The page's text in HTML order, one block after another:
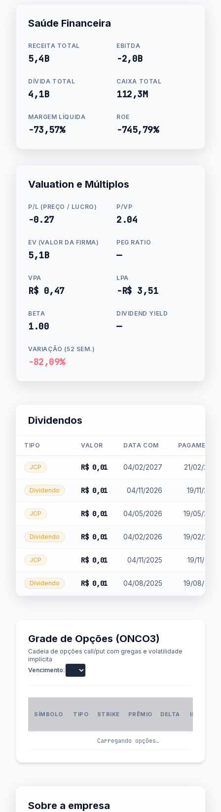
Saúde Financeira
RECEITA TOTAL
5,4B
EBITDA
-2,0B
DÍVIDA TOTAL
4,1B
CAIXA TOTAL
112,3M
MARGEM LÍQUIDA
-73,57%
ROE
-745,79%
Valuation e Múltiplos
P/L (PREÇO / LUCRO)
-0.27
P/VP
2.04
EV (VALOR DA FIRMA)
5,1B
PEG RATIO
—
VPA
R$ 0,47
LPA
-R$ 3,51
BETA
1.00
DIVIDEND YIELD
—
VARIAÇÃO (52 SEM.)
-82,09%
Dividendos
TIPO VALOR DATA COM PAGAMENTO
JCP R$ 0,01 04/02/2027 21/02/2027
Dividendo R$ 0,01 04/11/2026 19/11/2026
JCP R$ 0,01 04/05/2026 19/05/2026
Dividendo R$ 0,01 04/02/2026 19/02/2026
JCP R$ 0,01 04/11/2025 19/11/2025
Dividendo R$ 0,01 04/08/2025 19/08/2025
Grade de Opções (ONCO3)
Cadeia de opções call/put com gregas e volatilidade
implícita
Vencimento:
SÍMBOLO TIPO STRIKE PRÊMIO DELTA
Carregando opções…
Sobre a empresa